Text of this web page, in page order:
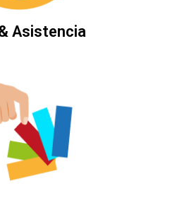
Asistencia